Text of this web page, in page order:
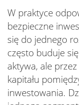
W praktyce
bezpieczne
się do jednego
często buduje
aktywa, ale
kapitału
inwestowania.